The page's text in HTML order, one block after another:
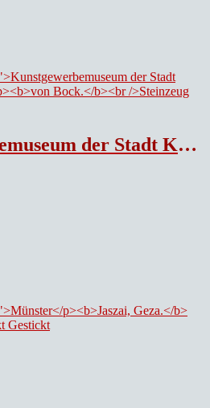
Kunstgewerbemuseum der Stadt Köln G. Reineking